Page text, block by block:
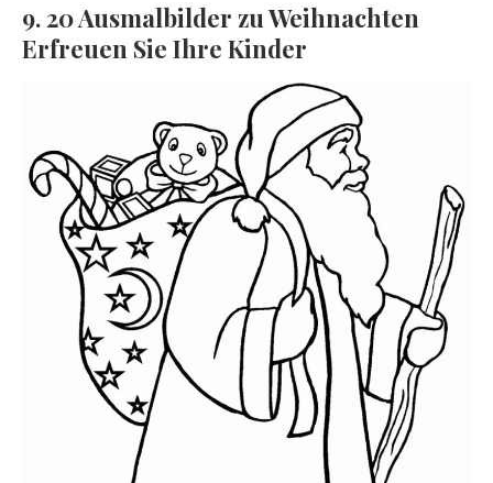
9. 20 Ausmalbilder zu Weihnachten
Erfreuen Sie Ihre Kinder